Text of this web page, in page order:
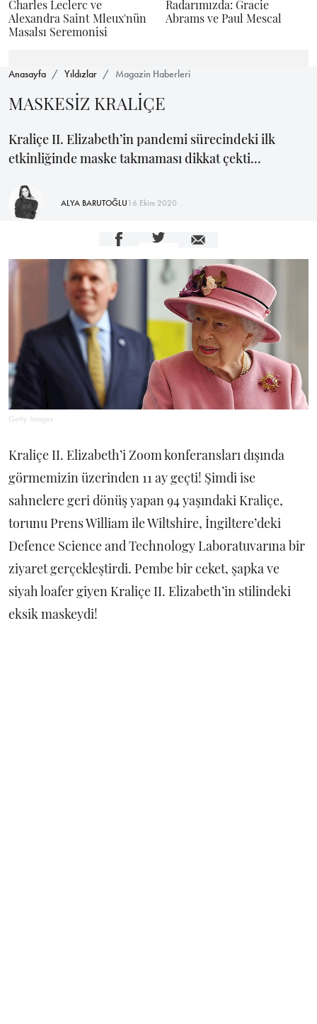
Charles Leclerc ve
Alexandra Saint Mleux'nün
Masalsı Seremonisi
Radarımızda: Gracie
Abrams ve Paul Mescal
Anasayfa Yıldızlar Magazin Haberleri
MASKESİZ KRALİÇE
Kraliçe II. Elizabeth’in pandemi sürecindeki ilk
etkinliğinde maske takmaması dikkat çekti...
ALYA BARUTOĞLU16 Ekim 2020
Getty Images
Kraliçe II. Elizabeth’i Zoom konferansları dışında
görmemizin üzerinden 11 ay geçti! Şimdi ise
sahnelere geri dönüş yapan 94 yaşındaki Kraliçe,
torunu Prens William ile Wiltshire, İngiltere’deki
Defence Science and Technology Laboratuvarına bir
ziyaret gerçekleştirdi. Pembe bir ceket, şapka ve
siyah loafer giyen Kraliçe II. Elizabeth’in stilindeki
eksik maskeydi!